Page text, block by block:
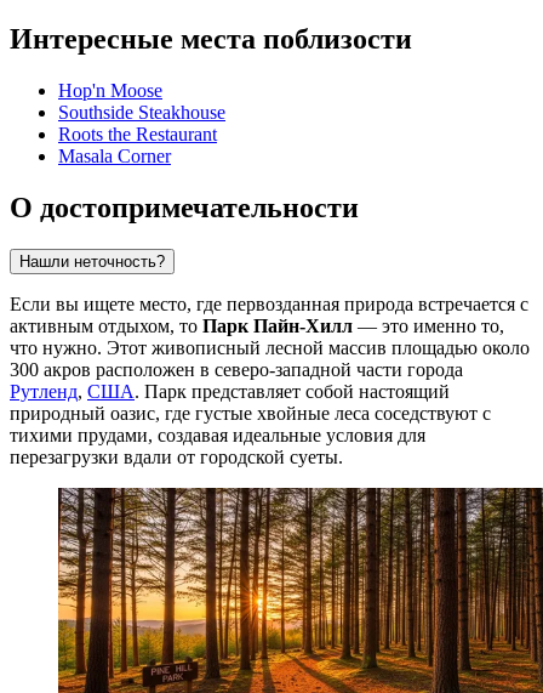
Интересные места поблизости
Hop'n Moose
Southside Steakhouse
Roots the Restaurant
Masala Corner
О достопримечательности
Нашли неточность?
Если вы ищете место, где первозданная природа встречается с
активным отдыхом, то Парк Пайн-Хилл — это именно то,
что нужно. Этот живописный лесной массив площадью около
300 акров расположен в северо-западной части города
Рутленд, США. Парк представляет собой настоящий
природный оазис, где густые хвойные леса соседствуют с
тихими прудами, создавая идеальные условия для
перезагрузки вдали от городской суеты.